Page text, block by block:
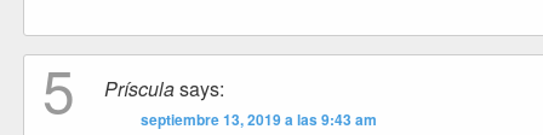
5 Prísculasays:
septiembre 13, 2019 a las 9:43 am